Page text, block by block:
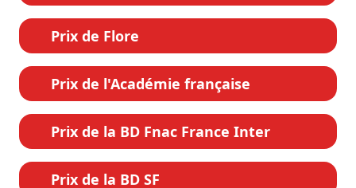
Prix de Flore
Prix de l'Académie française
Prix de la BD Fnac France Inter
Prix de la BD SF